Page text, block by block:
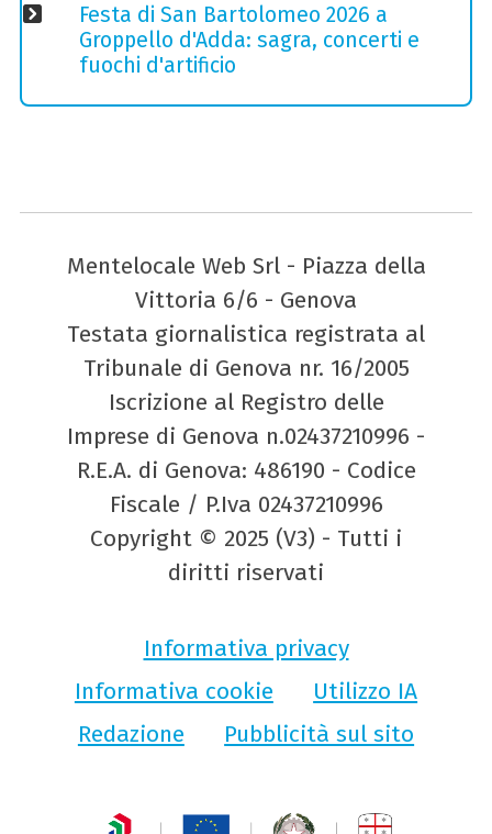
Festa di San Bartolomeo 2026 a
Groppello d'Adda: sagra, concerti e
fuochi d'artificio
Mentelocale Web Srl - Piazza della
Vittoria 6/6 - Genova
Testata giornalistica registrata al
Tribunale di Genova nr. 16/2005
Iscrizione al Registro delle
Imprese di Genova n.02437210996 -
R.E.A. di Genova: 486190 - Codice
Fiscale / P.Iva 02437210996
Copyright © 2025 (V3) - Tutti i
diritti riservati
Informativa privacy
Informativa cookie
Utilizzo IA
Redazione
Pubblicità sul sito